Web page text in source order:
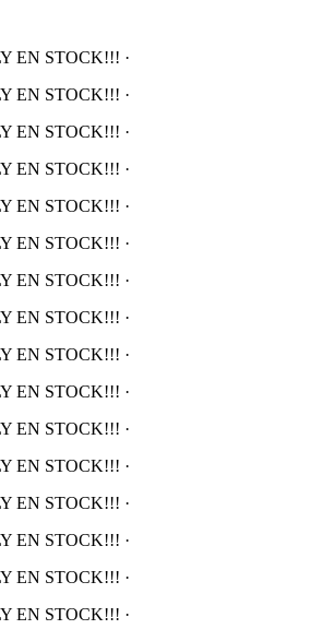
EN STOCK!!! ·
EN STOCK!!! ·
EN STOCK!!! ·
EN STOCK!!! ·
EN STOCK!!! ·
EN STOCK!!! ·
EN STOCK!!! ·
EN STOCK!!! ·
EN STOCK!!! ·
EN STOCK!!! ·
EN STOCK!!! ·
EN STOCK!!! ·
EN STOCK!!! ·
EN STOCK!!! ·
EN STOCK!!! ·
EN STOCK!!! ·